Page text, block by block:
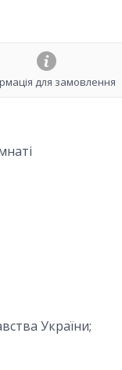
для замовлення
України;